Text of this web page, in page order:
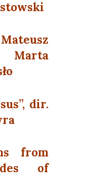
Marta
dir.
from
of